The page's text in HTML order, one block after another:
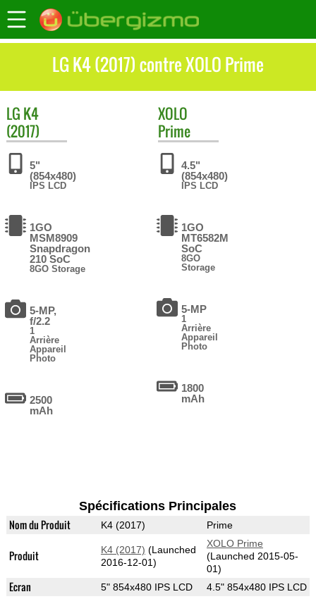
LG K4 (2017) contre XOLO Prime
LG K4
(2017)
5"
(854x480)
IPS LCD
1GO
MSM8909
Snapdragon
210 SoC
8GO Storage
5-MP,
f/2.2
1
Arrière
Appareil
Photo
2500
mAh
XOLO
Prime
4.5"
(854x480)
IPS LCD
1GO
MT6582M
SoC
8GO
Storage
5-MP
1
Arrière
Appareil
Photo
1800
mAh
Spécifications Principales
Nom du Produit K4 (2017) Prime
Produit K4 (2017) (Launched
2016-12-01)
XOLO Prime
(Launched 2015-05-
01)
Ecran 5" 854x480 IPS LCD 4.5" 854x480 IPS LCD